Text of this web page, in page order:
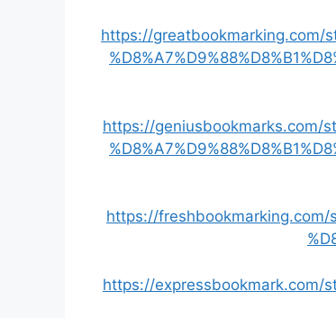
https://greatbookmarking.com/
https://geniusbookmarks.com/
https://freshbookmarking.com/
https://expressbookmark.com/